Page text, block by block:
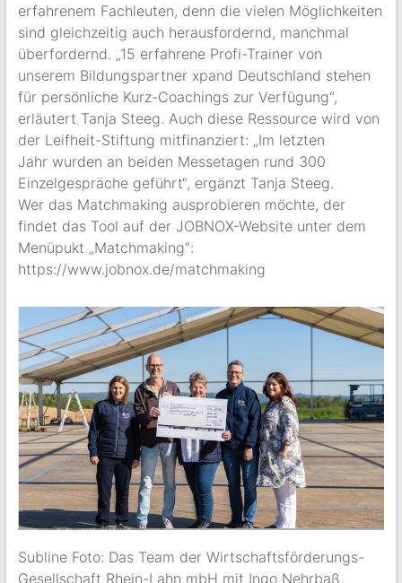
erfahrenem Fachleuten, denn die vielen Möglichkeiten
sind gleichzeitig auch herausfordernd, manchmal
überfordernd. „15 erfahrene Profi-Trainer von
unserem Bildungspartner xpand Deutschland stehen
für persönliche Kurz-Coachings zur Verfügung“,
erläutert Tanja Steeg. Auch diese Ressource wird von
der Leifheit-Stiftung mitfinanziert: „Im letzten
Jahr wurden an beiden Messetagen rund 300
Einzelgespräche geführt“, ergänzt Tanja Steeg.
Wer das Matchmaking ausprobieren möchte, der
findet das Tool auf der JOBNOX-Website unter dem
Menüpukt „Matchmaking“:
https://www.jobnox.de/matchmaking
Subline Foto: Das Team der Wirtschaftsförderungs-
Gesellschaft Rhein-Lahn mbH mit Ingo Nehrbaß,